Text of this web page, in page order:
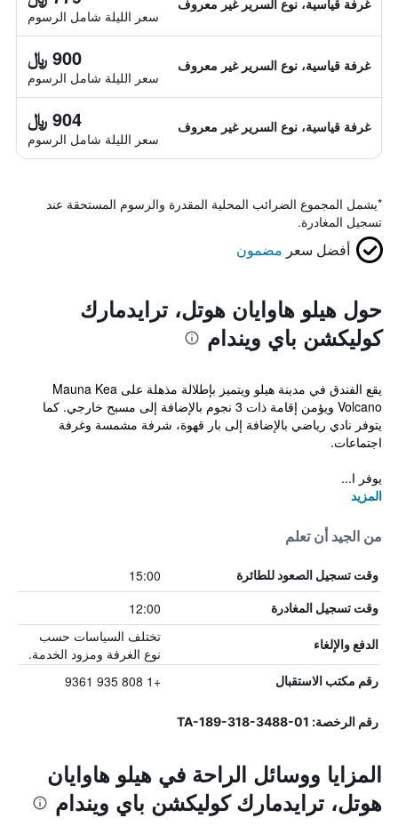
غرفة قياسية، نوع السرير غير معروف
سعر الليلة شامل الرسوم
غرفة قياسية، نوع السرير غير معروف 900 ﷼
سعر الليلة شامل الرسوم
غرفة قياسية، نوع السرير غير معروف 904 ﷼
سعر الليلة شامل الرسوم
*يشمل المجموع الضرائب المحلية المقدرة والرسوم المستحقة عند
تسجيل المغادرة.
أفضل سعر مضمون
حول هيلو هاوايان هوتل، ترايدمارك
كوليكشن باي ويندام
يقع الفندق في مدينة هيلو ويتميز بإطلالة مذهلة على Mauna Kea
Volcano ويؤمن إقامة ذات 3 نجوم بالإضافة إلى مسبح خارجي. كما
يتوفر نادي رياضي بالإضافة إلى بار قهوة، شرفة مشمسة وغرفة
اجتماعات.
يوفر ا...
المزيد
من الجيد أن تعلم
وقت تسجيل الصعود للطائرة 15:00
وقت تسجيل المغادرة 12:00
الدفع والإلغاء
تختلف السياسات حسب
نوع الغرفة ومزود الخدمة.
رقم مكتب الاستقبال +1 808 935 9361
رقم الرخصة: TA-189-318-3488-01
المزايا ووسائل الراحة في هيلو هاوايان
هوتل، ترايدمارك كوليكشن باي ويندام